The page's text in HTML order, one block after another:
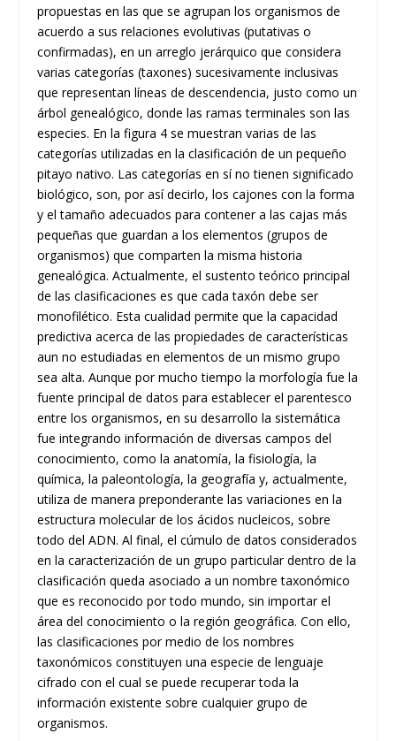
propuestas en las que se agrupan los organismos de
acuerdo a sus relaciones evolutivas (putativas o
confirmadas), en un arreglo jerárquico que considera
varias categorías (taxones) sucesivamente inclusivas
que representan líneas de descendencia, justo como un
árbol genealógico, donde las ramas terminales son las
especies. En la figura 4 se muestran varias de las
categorías utilizadas en la clasificación de un pequeño
pitayo nativo. Las categorías en sí no tienen significado
biológico, son, por así decirlo, los cajones con la forma
y el tamaño adecuados para contener a las cajas más
pequeñas que guardan a los elementos (grupos de
organismos) que comparten la misma historia
genealógica. Actualmente, el sustento teórico principal
de las clasificaciones es que cada taxón debe ser
monofilético. Esta cualidad permite que la capacidad
predictiva acerca de las propiedades de características
aun no estudiadas en elementos de un mismo grupo
sea alta. Aunque por mucho tiempo la morfología fue la
fuente principal de datos para establecer el parentesco
entre los organismos, en su desarrollo la sistemática
fue integrando información de diversas campos del
conocimiento, como la anatomía, la fisiología, la
química, la paleontología, la geografía y, actualmente,
utiliza de manera preponderante las variaciones en la
estructura molecular de los ácidos nucleicos, sobre
todo del ADN. Al final, el cúmulo de datos considerados
en la caracterización de un grupo particular dentro de la
clasificación queda asociado a un nombre taxonómico
que es reconocido por todo mundo, sin importar el
área del conocimiento o la región geográfica. Con ello,
las clasificaciones por medio de los nombres
taxonómicos constituyen una especie de lenguaje
cifrado con el cual se puede recuperar toda la
información existente sobre cualquier grupo de
organismos.